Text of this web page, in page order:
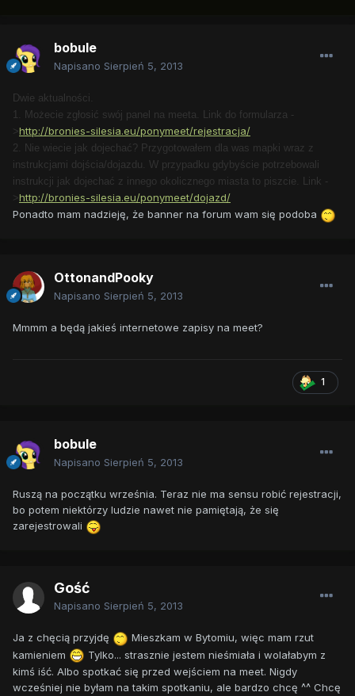
bobule
Napisano Sierpień 5, 2013
Dwie aktualności.
1. Możecie zgłosić swój panel na meeta. Link do formularza -
>http://bronies-silesia.eu/ponymeet/rejestracja/
2. Nie wiecie jak dojechać? Przygotowałem dla was mapki wraz z
instrukcjami dojścia/dojazdu. W przypadku gdybyście potrzebowali
instrukcji jak dojechać z innego okolicznego miasta to piszcie. Link -
>http://bronies-silesia.eu/ponymeet/dojazd/
Ponadto mam nadzieję, że banner na forum wam się podoba
OttonandPooky
Napisano Sierpień 5, 2013
Mmmm a będą jakieś internetowe zapisy na meet?
1
bobule
Napisano Sierpień 5, 2013
Ruszą na początku września. Teraz nie ma sensu robić rejestracji,
bo potem niektórzy ludzie nawet nie pamiętają, że się
zarejestrowali
Gość
Napisano Sierpień 5, 2013
Ja z chęcią przyjdę
Mieszkam w Bytomiu, więc mam rzut
kamieniem
Tylko... strasznie jestem nieśmiała i wolałabym z
kimś iść. Albo spotkać się przed wejściem na meet. Nigdy
wcześniej nie byłam na takim spotkaniu, ale bardzo chcę ^^ Chcę